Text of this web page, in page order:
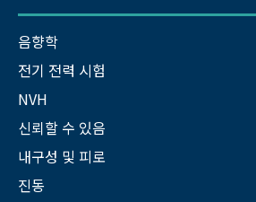
음향학
전기 전력 시험
NVH
신뢰할 수 있음
내구성 및 피로
진동